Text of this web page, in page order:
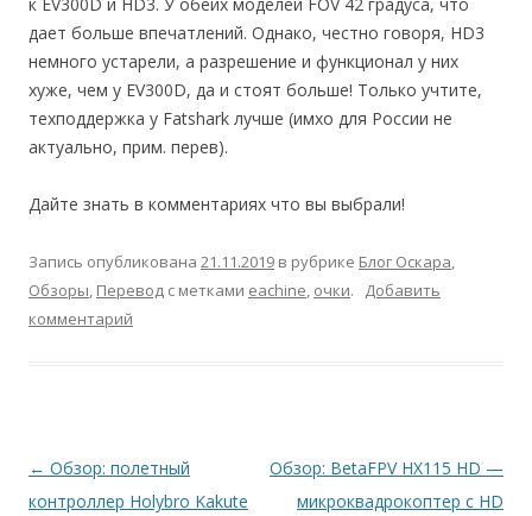
дает больше впечатлений. Однако, честно говоря, HD3
немного устарели, а разрешение и функционал у них
хуже, чем у EV300D, да и стоят больше! Только учтите,
техподдержка у Fatshark лучше (имхо для России не
актуально, прим. перев).
Дайте знать в комментариях что вы выбрали!
Запись опубликована 21.11.2019 в рубрике Блог Оскара
Обзоры Перевод с метками eachine очки.
Добавить
комментарий
Навигация
по
← Обзор: полетный
контроллер Holybro Kakute
Обзор: BetaFPV HX115 HD —
микроквадрокоптер с HD